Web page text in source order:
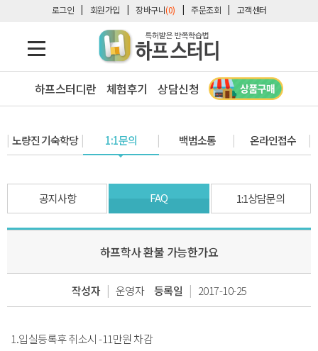
로그인 회원가입 장바구니(0) 주문조회 고객센터
하프스터디란 체험후기 상담신청
노량진 기숙학당 1:1문의 백범소통 온라인접수
공지사항 FAQ 1:1상담문의
하프학사 환불 가능한가요
작성자 | 운영자 등록일 | 2017-10-25
1.입실등록후 취소시 -11만원 차감